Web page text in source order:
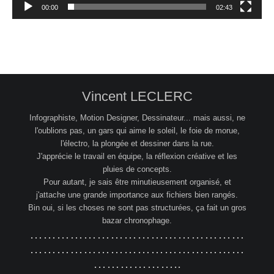
00:00 02:43
Vincent LECLERC
Infographiste, Motion Designer, Dessinateur... mais aussi, ne
l'oublions pas, un gars qui aime le soleil, le foie de morue,
l'électro, la plongée et dessiner dans la rue.
J'apprécie le travail en équipe, la réflexion créative et les
pluies de concepts.
Pour autant, je sais être minutieusement organisé, et
j'attache une grande importance aux fichiers bien rangés.
Bin oui, si les choses ne sont pas structurées, ça fait un gros
bazar chronophage.
…………………………………………
…………………………………………
………………..